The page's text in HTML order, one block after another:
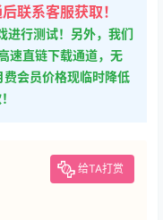
联系客服获取！
进行测试！另外，我们
速直链下载通道，无
会员价格现临时降低
给TA打赏